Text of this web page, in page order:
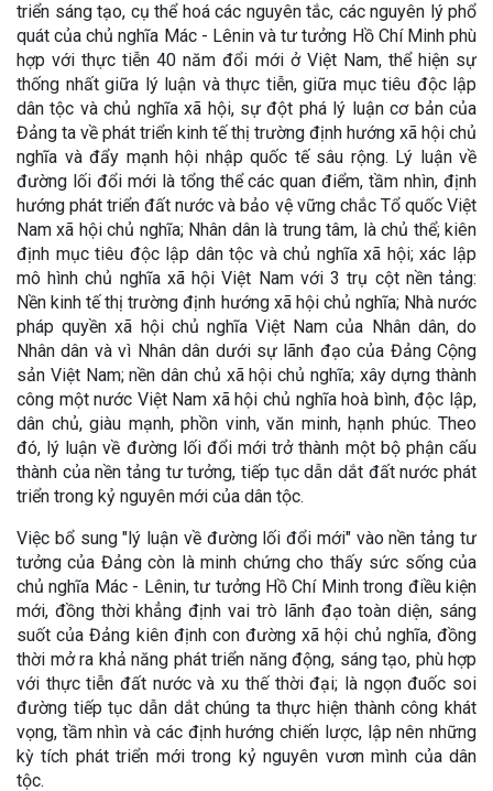
triển sáng tạo, cụ thể hoá các nguyên tắc, các nguyên lý phổ
quát của chủ nghĩa Mác - Lênin và tư tưởng Hồ Chí Minh phù
hợp với thực tiễn 40 năm đổi mới ở Việt Nam, thể hiện sự
thống nhất giữa lý luận và thực tiễn, giữa mục tiêu độc lập
dân tộc và chủ nghĩa xã hội, sự đột phá lý luận cơ bản của
Đảng ta về phát triển kinh tế thị trường định hướng xã hội chủ
nghĩa và đẩy mạnh hội nhập quốc tế sâu rộng. Lý luận về
đường lối đổi mới là tổng thể các quan điểm, tầm nhìn, định
hướng phát triển đất nước và bảo vệ vững chắc Tổ quốc Việt
Nam xã hội chủ nghĩa; Nhân dân là trung tâm, là chủ thể; kiên
định mục tiêu độc lập dân tộc và chủ nghĩa xã hội; xác lập
mô hình chủ nghĩa xã hội Việt Nam với 3 trụ cột nền tảng:
Nền kinh tế thị trường định hướng xã hội chủ nghĩa; Nhà nước
pháp quyền xã hội chủ nghĩa Việt Nam của Nhân dân, do
Nhân dân và vì Nhân dân dưới sự lãnh đạo của Đảng Cộng
sản Việt Nam; nền dân chủ xã hội chủ nghĩa; xây dựng thành
công một nước Việt Nam xã hội chủ nghĩa hoà bình, độc lập,
dân chủ, giàu mạnh, phồn vinh, văn minh, hạnh phúc. Theo
đó, lý luận về đường lối đổi mới trở thành một bộ phận cấu
thành của nền tảng tư tưởng, tiếp tục dẫn dắt đất nước phát
triển trong kỷ nguyên mới của dân tộc.
Việc bổ sung "lý luận về đường lối đổi mới" vào nền tảng tư
tưởng của Đảng còn là minh chứng cho thấy sức sống của
chủ nghĩa Mác - Lênin, tư tưởng Hồ Chí Minh trong điều kiện
mới, đồng thời khẳng định vai trò lãnh đạo toàn diện, sáng
suốt của Đảng kiên định con đường xã hội chủ nghĩa, đồng
thời mở ra khả năng phát triển năng động, sáng tạo, phù hợp
với thực tiễn đất nước và xu thế thời đại; là ngọn đuốc soi
đường tiếp tục dẫn dắt chúng ta thực hiện thành công khát
vọng, tầm nhìn và các định hướng chiến lược, lập nên những
kỳ tích phát triển mới trong kỷ nguyên vươn mình của dân
tộc.